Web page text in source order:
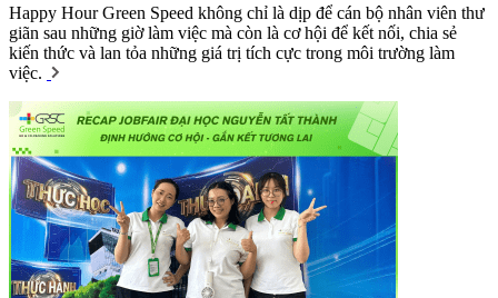
Happy Hour Green Speed không chỉ là dịp để cán bộ nhân viên thư
giãn sau những giờ làm việc mà còn là cơ hội để kết nối, chia sẻ
kiến thức và lan tỏa những giá trị tích cực trong môi trường làm
việc.